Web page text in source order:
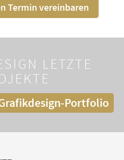
Termin vereinbaren
LETZTE
Portfolio